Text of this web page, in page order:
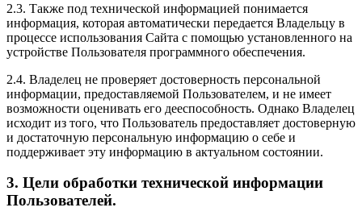
2.3. Также под технической информацией понимается
информация, которая автоматически передается Владельцу в
процессе использования Сайта с помощью установленного на
устройстве Пользователя программного обеспечения.
2.4. Владелец не проверяет достоверность персональной
информации, предоставляемой Пользователем, и не имеет
возможности оценивать его дееспособность. Однако Владелец
исходит из того, что Пользователь предоставляет достоверную
и достаточную персональную информацию о себе и
поддерживает эту информацию в актуальном состоянии.
3. Цели обработки технической информации
Пользователей.